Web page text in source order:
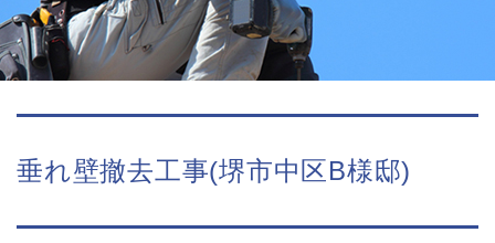
垂れ壁撤去工事(堺市中区B様邸)